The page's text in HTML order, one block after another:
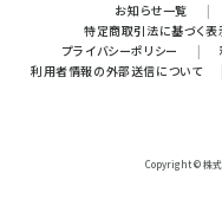
お知らせ一覧 |
特定商取引法に基づく表
プライバシーポリシー
|
利用者情報の外部送信について
Copyright © 株